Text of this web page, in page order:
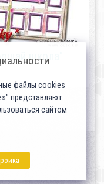
школа"
файлы cookies
представляют
сайтом